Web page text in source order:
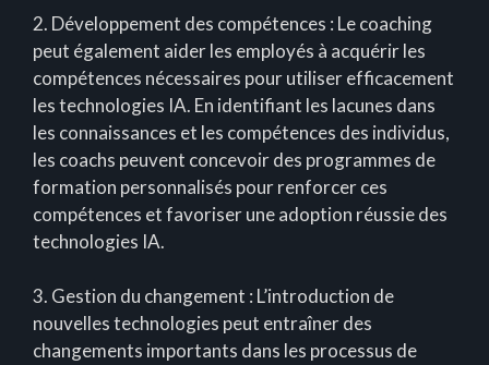
2. Développement des compétences : Le coaching
peut également aider les employés à acquérir les
compétences nécessaires pour utiliser efficacement
les technologies IA. En identifiant les lacunes dans
les connaissances et les compétences des individus,
les coachs peuvent concevoir des programmes de
formation personnalisés pour renforcer ces
compétences et favoriser une adoption réussie des
technologies IA.
3. Gestion du changement : L’introduction de
nouvelles technologies peut entraîner des
changements importants dans les processus de